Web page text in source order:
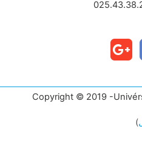
Copyright © 2019 -
)